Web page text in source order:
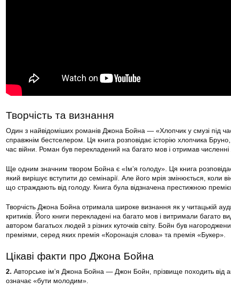
Творчість та визнання
Один з найвідоміших романів Джона Бойна — «Хлопчик у смузі під
справжнім бестселером. Ця книга розповідає історію хлопчика
час війни. Роман був перекладений на багато мов і отримав численні
Ще одним значним твором Бойна є «Ім’я голоду». Ця книга
який вирішує вступити до семінарії. Але його мрія змінюється, коли
що страждають від голоду. Книга була відзначена престижною
Творчість Джона Бойна отримала широке визнання як у читацькій
критиків. Його книги перекладені на багато мов і витримали багато
автором багатьох людей з різних куточків світу. Бойн був
преміями, серед яких премія «Коронація слова» та премія «Букер».
Цікаві факти про Джона Бойна
2. Авторське ім’я Джона Бойна — Джон Бойн, прізвище походить від
означає «бути молодим».